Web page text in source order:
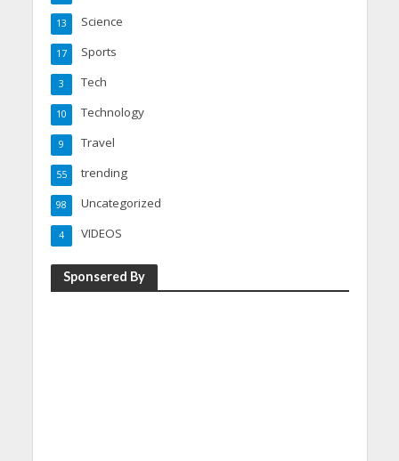
Science
13
Sports
17
Tech
3
Technology
10
Travel
9
trending
55
Uncategorized
98
VIDEOS
4
Sponsered By